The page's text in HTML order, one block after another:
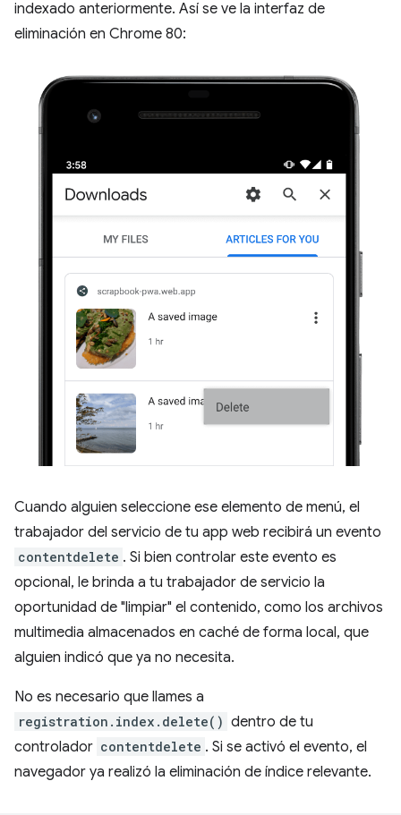
indexado anteriormente. Así se ve la interfaz de
eliminación en Chrome 80:
Cuando alguien seleccione ese elemento de menú, el
trabajador del servicio de tu app web recibirá un evento
contentdelete . Si bien controlar este evento es
opcional, le brinda a tu trabajador de servicio la
oportunidad de "limpiar" el contenido, como los archivos
multimedia almacenados en caché de forma local, que
alguien indicó que ya no necesita.
No es necesario que llames a
registration.index.delete() dentro de tu
controlador contentdelete . Si se activó el evento, el
navegador ya realizó la eliminación de índice relevante.